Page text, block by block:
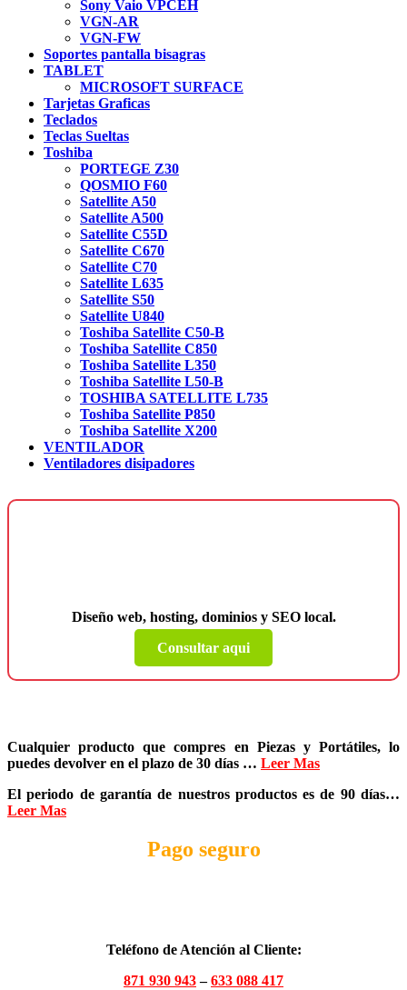
Sony Vaio VPCEH
VGN-AR
VGN-FW
Soportes pantalla bisagras
TABLET
MICROSOFT SURFACE
Tarjetas Graficas
Teclados
Teclas Sueltas
Toshiba
PORTEGE Z30
QOSMIO F60
Satellite A50
Satellite A500
Satellite C55D
Satellite C670
Satellite C70
Satellite L635
Satellite S50
Satellite U840
Toshiba Satellite C50-B
Toshiba Satellite C850
Toshiba Satellite L350
Toshiba Satellite L50-B
TOSHIBA SATELLITE L735
Toshiba Satellite P850
Toshiba Satellite X200
VENTILADOR
Ventiladores disipadores
Diseño web, hosting, dominios y SEO local.
Consultar aqui
Cualquier producto que compres en Piezas y Portátiles, lo
puedes devolver en el plazo de 30 días … Leer Mas
El periodo de garantía de nuestros productos es de 90 días…
Leer Mas
Pago seguro
Teléfono de Atención al Cliente:
871 930 943–633 088 417